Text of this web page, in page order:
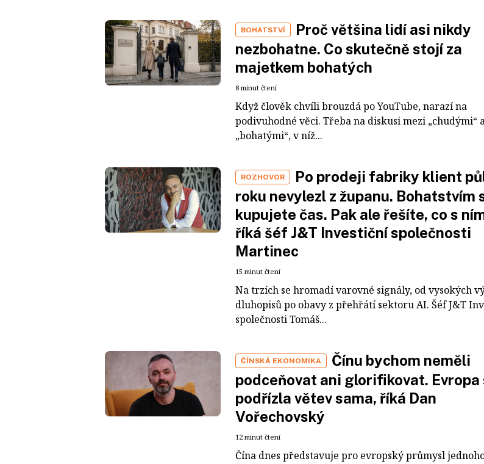
BOHATSTVÍ
Proč většina lidí asi nikdy
nezbohatne. Co skutečně stojí za
majetkem bohatých
8 minut čtení
Když člověk chvíli brouzdá po YouTube, narazí na
podivuhodné věci. Třeba na diskusi mezi „chudými“
„bohatými“, v níž...
ROZHOVOR
Po prodeji fabriky klient
roku nevylezl z županu. Bohatstvím
kupujete čas. Pak ale řešíte, co s
říká šéf J&T Investiční společnosti
Martinec
15 minut čtení
Na trzích se hromadí varovné signály, od vysokých
dluhopisů po obavy z přehřátí sektoru AI. Šéf J&T
společnosti Tomáš...
ČÍNSKÁ EKONOMIKA
Čínu bychom neměli
podceňovat ani glorifikovat. Evropa
podřízla větev sama, říká Dan
Vořechovský
12 minut čtení
Čína dnes představuje pro evropský průmysl